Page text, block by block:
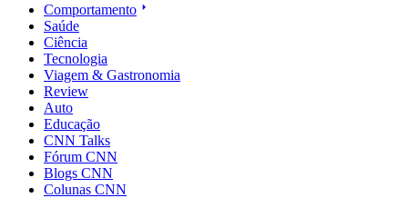
Comportamento
Saúde
Ciência
Tecnologia
Viagem & Gastronomia
Review
Auto
Educação
CNN Talks
Fórum CNN
Blogs CNN
Colunas CNN